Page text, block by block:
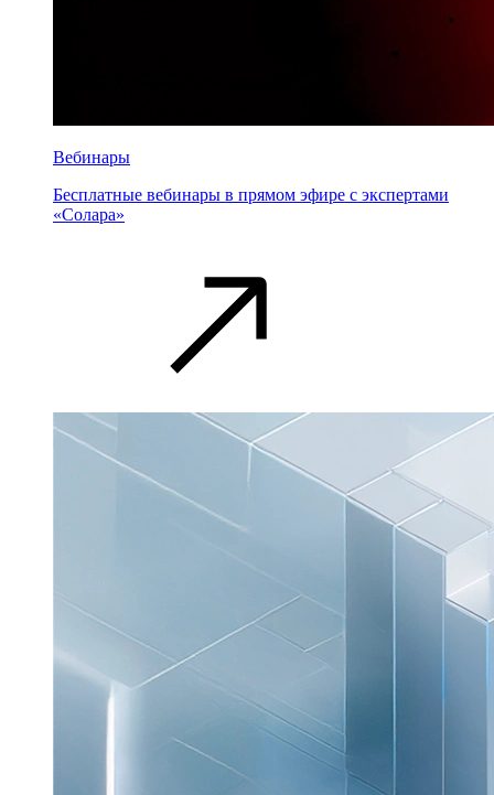
Вебинары
Бесплатные вебинары в прямом эфире с экспертами
«Солара»